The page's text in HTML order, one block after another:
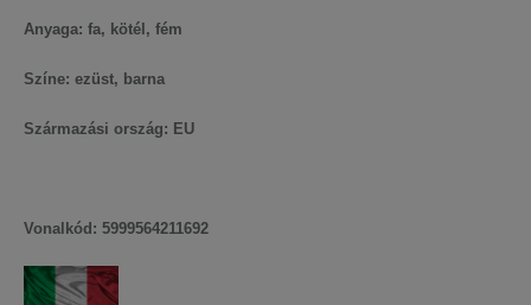
Anyaga: fa, kötél, fém
Színe: ezüst, barna
Származási ország: EU
Vonalkód: 5999564211692